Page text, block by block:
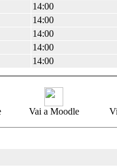
14:00
14:00
14:00
14:00
14:00
Vai a Moodle